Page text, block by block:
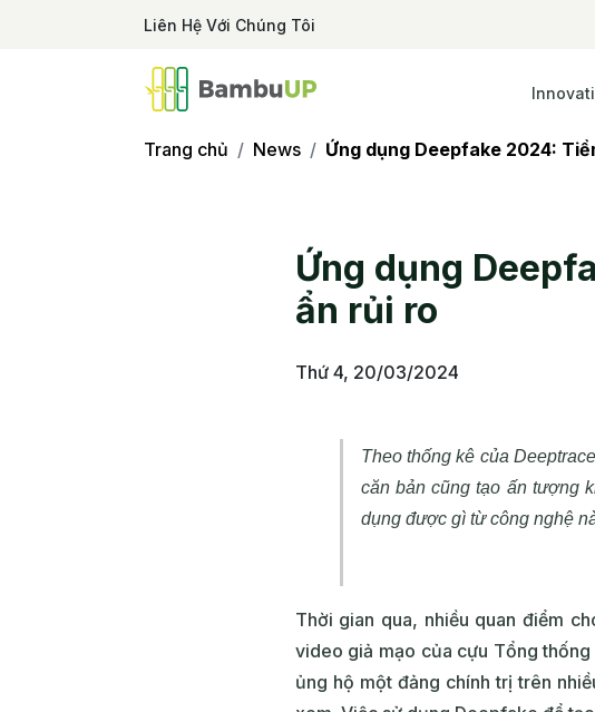
Liên Hệ Với Chúng Tôi
Trang chủ
News Ứng dụng Deepfake 2024:
Ứng dụng
ẩn rủi ro
Thứ 4, 20/03/2024
Theo thống kê của
căn bản cũng tạo ấn tượng
dụng được gì từ công nghệ
Thời gian qua, nhiều quan điểm
video giả mạo của cựu Tổng
ủng hộ một đảng chính trị trên